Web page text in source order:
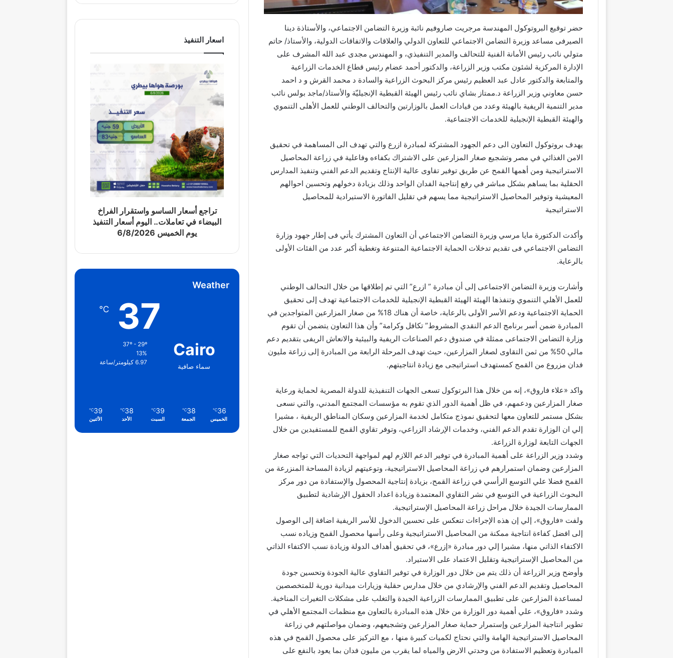
حضر توقيع البروتوكول المهندسة مرجريت صاروفيم نائبة وزيرة التضامن الاجتماعي، والأستاذة دينا
الصيرفى مساعد وزيرة التضامن الاجتماعي للتعاون الدولي والعلاقات والاتفاقات الدولية، والأستاذ/ حاتم
متولي نائب رئيس الأمانة الفنية للتحالف والمدير التنفيذي، و المهندس مجدى عبد الله المشرف على
الإدارة المركزية لشئون مكتب وزير الزراعة، والدكتور أحمد عضام رئيس قطاع الخدمات الزراعية
والمتابعة والدكتور عادل عبد العظيم رئيس مركز البحوث الزراعية والسادة د محمد القرش و د احمد
حسن معاوني وزير الزراعة د.ممتاز بشاي نائب رئيس الهيئة القبطية الإنجيليّة والأستاذ/ماجد بولس نائب
مدير التنمية الريفية بالهيئة وعدد من قيادات العمل بالوزارتين والتحالف الوطني للعمل الأهلى التنموي
والهيئة القبطية الإنجيلية للخدمات الاجتماعية.
يهدف بروتوكول التعاون الى دعم الجهود المشتركة لمبادرة ازرع والتي تهدف الى المساهمة في تحقيق
الامن الغذائي في مصر وتشجيع صغار المزارعين على الاشتراك بكفاءه وفاعلية في زراعة المحاصيل
الاستراتيجية ومن أهمها القمح عن طريق توفير تقاوى عالية الإنتاج وتقديم الدعم الفني وتنفيذ المدارس
الحقلية بما يساهم بشكل مباشر في رفع إنتاجية الفدان الواحد وذلك بزيادة دخولهم وتحسين احوالهم
المعيشية وتوفير المحاصيل الاستراتيجية مما يسهم في تقليل الفاتورة الاستيرادية للمحاصيل
الاستراتيجية
وأكدت الدكتورة مايا مرسي وزيرة التضامن الاجتماعي أن التعاون المشترك يأتي فى إطار جهود وزارة
التضامن الاجتماعي فى تقديم تدخلات الحماية الاجتماعية المتنوعة وتغطية أكبر عدد من الفئات الأولى
بالرعاية.
وأشارت وزيرة التضامن الاجتماعى إلى أن مبادرة ” ازرع” التي تم إطلاقها من خلال التحالف الوطني
للعمل الأهلي التنموي وتنفذها الهيئة الهيئة القبطية الإنجيلية للخدمات الاجتماعية تهدف إلى تحقيق
الحماية الاجتماعية ودعم الأسر الأولى بالرعاية، خاصة أن هناك 18% من صغار المزارعين المتواجدين في
المبادرة ضمن أسر برنامج الدعم النقدي المشروط” تكافل وكرامة” وأن هذا التعاون يتضمن أن تقوم
وزارة التضامن الاجتماعى ممثلة في صندوق دعم الصناعات الريفية والبيئية والانعاش الريفى بتقديم دعم
مالي 50% من ثمن التقاوى لصغار المزارعين، حيث تهدف المرحلة الرابعة من المبادرة إلى زراعة مليون
فدان مزروع من القمح كمستهدف استراتيجى مع زيادة انتاجيتهم.
‎واكد «علاء فاروق»، إنه من خلال هذا البرتوكول تسعى الجهات التنفيذية للدولة المصرية لحماية ورعاية
صغار المزارعين ودعمهم، في ظل أهمية الدور الذي تقوم به مؤسسات المجتمع المدني، والتي نسعى
بشكل مستمر للتعاون معها لتحقيق نموذج متكامل لخدمة المزارعين وسكان المناطق الريفية ، مشيرا
إلي ان الوزارة تقدم الدعم الفني، وخدمات الإرشاد الزراعي، وتوفر تقاوي القمح للمستفيدين من خلال
الجهات التابعة لوزارة الزراعة.
وشدد وزير الزراعة على أهمية المبادرة في توفير الدعم اللازم لهم لمواجهة التحديات التي تواجه صغار
المزارعين وضمان استمرارهم في زراعة المحاصيل الاستراتيجية، وتوعيتهم لزيادة المساحة المنزرعة من
القمح فضلا علي التوسع الرأسي في زراعة القمح، بزيادة إنتاجية المحصول والإستفادة من دور مركز
البحوث الزراعية في التوسع في نشر التقاوي المعتمدة وزيادة اعداد الحقول الإرشادية لتطبيق
الممارسات الجيدة خلال مراحل زراعة المحاصيل الإستراتيجية.
ولفت «فاروق»، إلي إن هذه الإجراءات تنعكس على تحسين الدخول للأسر الريفية اضافة إلى الوصول
إلى افضل كفاءة انتاجية ممكنة من المحاصيل الاستراتيجية وعلى رأسها محصول القمح وزياده نسب
الاكتفاء الذاتي منها، مشيرا إلي دور مبادرة «إزرع»، في تحقيق أهداف الدولة وزيادة نسب الاكتفاء الذاتي
من المحاصيل الإستراتيجية وتقليل الاعتماد على الاستيراد.
وأوضح وزير الزراعة أن ذلك يتم من خلال دور الوزارة في توفير التقاوي عالية الجودة وتحسين جودة
المحاصيل وتقديم الدعم الفني والإرشادي من خلال مدارس حقلية وزيارات ميدانية دورية للمتخصصين
لمساعدة المزارعين على تطبيق الممارسات الزراعية الجيدة والتغلب على مشكلات التغيرات المناخية.
وشدد «فاروق»، علي أهمية دور الوزارة من خلال هذه المبادرة بالتعاون مع منظمات المجتمع الأهلي في
تطوير انتاجية المزارعين وإستمرار حماية صغار المزارعين وتشجيعهم، وضمان مواصلتهم في زراعة
المحاصيل الاستراتيجية الهامة والتي نحتاج لكميات كبيرة منها ، مع التركيز على محصول القمح في هذه
المبادرة وتعظيم الاستفادة من وحدتي الارض والمياه لما يقرب من مليون فدان بما يعود بالنفع على
اسعار التنفيذ
تراجع أسعار الساسو واستقرار الفراخ
البيضاء في تعاملات.. اليوم أسعار التنفيذ
يوم الخميس 6/8/2026
Weather
Cairo
سماء صافية
37
℃
37º - 29º
13%
6.97 كيلومتر/ساعة
36
℃
الخميس
38
℃
الجمعة
39
℃
السبت
38
℃
الأحد
39
℃
الأثنين